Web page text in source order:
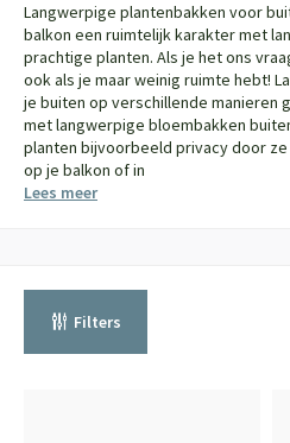
Langwerpige plantenbakken voor
balkon een ruimtelijk karakter met
prachtige planten. Als je het ons
ook als je maar weinig ruimte hebt!
je buiten op verschillende manieren
met langwerpige bloembakken
planten bijvoorbeeld privacy door
op je balkon of in
Lees meer
Filters